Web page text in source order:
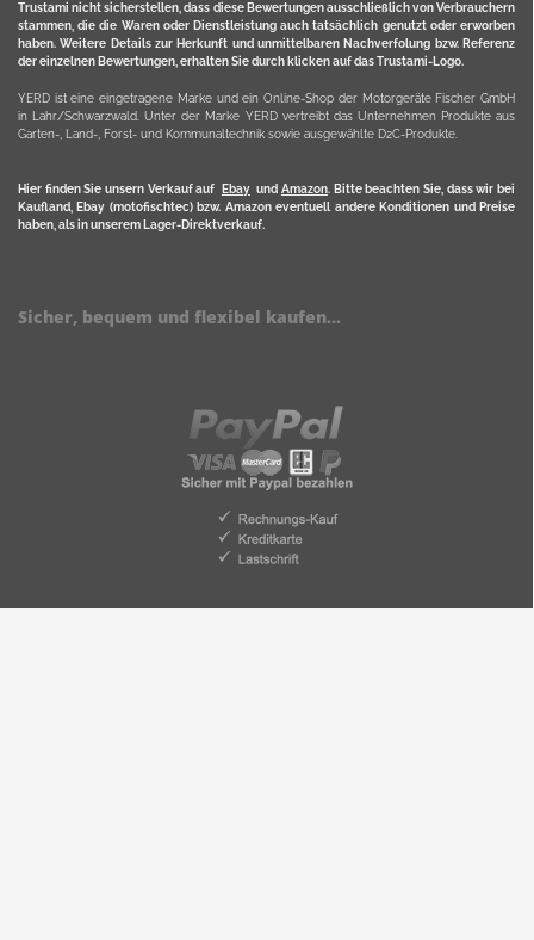
Trustami nicht sicherstellen, dass diese Bewertungen ausschließlich von Verbrauchern
stammen, die die Waren oder Dienstleistung auch tatsächlich genutzt oder erworben
haben. Weitere Details zur Herkunft und unmittelbaren Nachverfolung bzw. Referenz
der einzelnen Bewertungen, erhalten Sie durch klicken auf das Trustami-Logo.
YERD ist eine eingetragene Marke und ein Online-Shop der Motorgeräte Fischer GmbH
in Lahr/Schwarzwald. Unter der Marke YERD vertreibt das Unternehmen Produkte aus
Garten-, Land-, Forst- und Kommunaltechnik sowie ausgewählte D2C-Produkte.
Hier finden Sie unsern Verkauf auf Ebayund Amazon. Bitte beachten Sie, dass wir bei
Kaufland, Ebay (motofischtec) bzw. Amazon eventuell andere Konditionen und Preise
haben, als in unserem Lager-Direktverkauf.
Sicher, bequem und flexibel kaufen...